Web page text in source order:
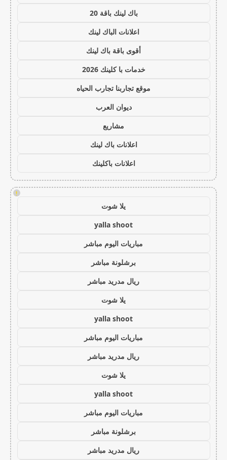
باك لينك باقة 20
اعلانات الباك لينك
أقوى باقة باك لينك
خدمات با كلينك 2026
موقع تجاربنا تجارب الحياه
ديوان العرب
مشاريع
اعلانات باك لينك
اعلانات باكلينك
!
يلا شوت
yalla shoot
مباريات اليوم مباشر
برشلونة مباشر
ريال مدريد مباشر
يلا شوت
yalla shoot
مباريات اليوم مباشر
ريال مدريد مباشر
يلا شوت
yalla shoot
مباريات اليوم مباشر
برشلونة مباشر
ريال مدريد مباشر